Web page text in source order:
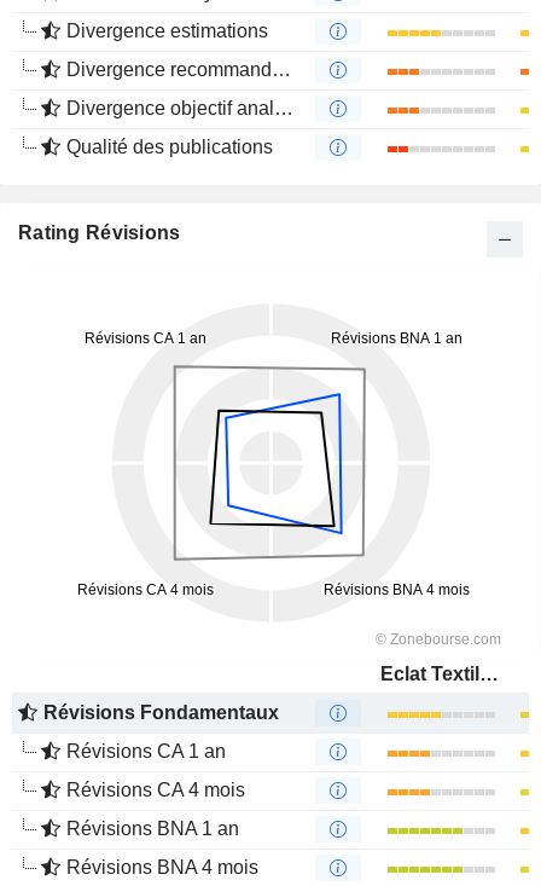
Divergence estimations
Divergence recommandations analystes
Divergence objectif analystes
Qualité des publications
Rating Révisions
Eclat Textile Co., Ltd.
Révisions Fondamentaux
Révisions CA 1 an
Révisions CA 4 mois
Révisions BNA 1 an
Révisions BNA 4 mois